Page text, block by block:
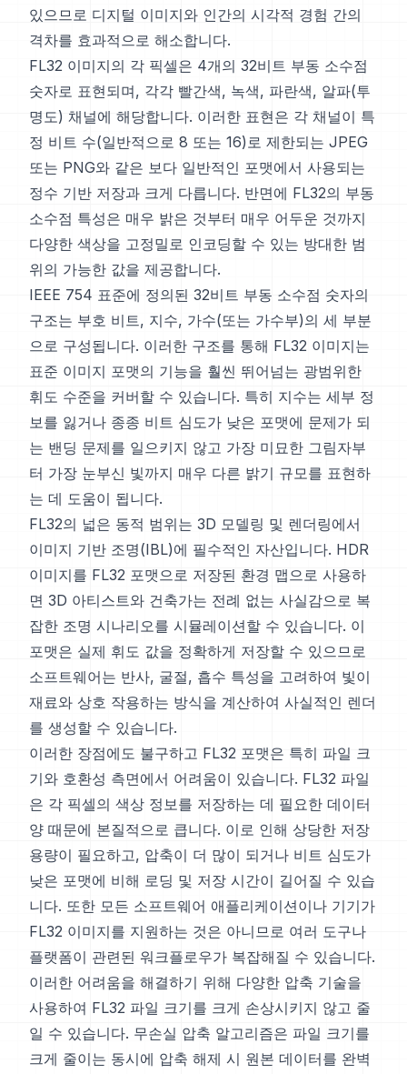
있으므로 디지털 이미지와 인간의 시각적 경험 간의
격차를 효과적으로 해소합니다.
FL32 이미지의 각 픽셀은 4개의 32비트 부동 소수점
숫자로 표현되며, 각각 빨간색, 녹색, 파란색, 알파(투
명도) 채널에 해당합니다. 이러한 표현은 각 채널이 특
정 비트 수(일반적으로 8 또는 16)로 제한되는 JPEG
또는 PNG와 같은 보다 일반적인 포맷에서 사용되는
정수 기반 저장과 크게 다릅니다. 반면에 FL32의 부동
소수점 특성은 매우 밝은 것부터 매우 어두운 것까지
다양한 색상을 고정밀로 인코딩할 수 있는 방대한 범
위의 가능한 값을 제공합니다.
IEEE 754 표준에 정의된 32비트 부동 소수점 숫자의
구조는 부호 비트, 지수, 가수(또는 가수부)의 세 부분
으로 구성됩니다. 이러한 구조를 통해 FL32 이미지는
표준 이미지 포맷의 기능을 훨씬 뛰어넘는 광범위한
휘도 수준을 커버할 수 있습니다. 특히 지수는 세부 정
보를 잃거나 종종 비트 심도가 낮은 포맷에 문제가 되
는 밴딩 문제를 일으키지 않고 가장 미묘한 그림자부
터 가장 눈부신 빛까지 매우 다른 밝기 규모를 표현하
는 데 도움이 됩니다.
FL32의 넓은 동적 범위는 3D 모델링 및 렌더링에서
이미지 기반 조명(IBL)에 필수적인 자산입니다. HDR
이미지를 FL32 포맷으로 저장된 환경 맵으로 사용하
면 3D 아티스트와 건축가는 전례 없는 사실감으로 복
잡한 조명 시나리오를 시뮬레이션할 수 있습니다. 이
포맷은 실제 휘도 값을 정확하게 저장할 수 있으므로
소프트웨어는 반사, 굴절, 흡수 특성을 고려하여 빛이
재료와 상호 작용하는 방식을 계산하여 사실적인 렌더
를 생성할 수 있습니다.
이러한 장점에도 불구하고 FL32 포맷은 특히 파일 크
기와 호환성 측면에서 어려움이 있습니다. FL32 파일
은 각 픽셀의 색상 정보를 저장하는 데 필요한 데이터
양 때문에 본질적으로 큽니다. 이로 인해 상당한 저장
용량이 필요하고, 압축이 더 많이 되거나 비트 심도가
낮은 포맷에 비해 로딩 및 저장 시간이 길어질 수 있습
니다. 또한 모든 소프트웨어 애플리케이션이나 기기가
FL32 이미지를 지원하는 것은 아니므로 여러 도구나
플랫폼이 관련된 워크플로우가 복잡해질 수 있습니다.
이러한 어려움을 해결하기 위해 다양한 압축 기술을
사용하여 FL32 파일 크기를 크게 손상시키지 않고 줄
일 수 있습니다. 무손실 압축 알고리즘은 파일 크기를
크게 줄이는 동시에 압축 해제 시 원본 데이터를 완벽